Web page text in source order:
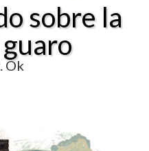
sobre la
Ok